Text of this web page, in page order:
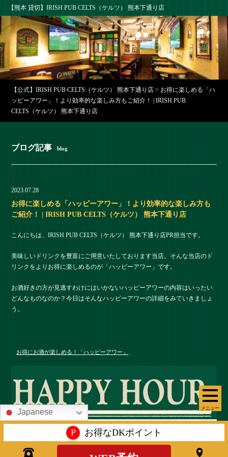
【熊本 貸切】IRISH PUB CELTS（ケルツ） 熊本下通り店
メニュー
【公式】IRISH PUB CELTS（ケルツ） 熊本下通り店 > お得に楽しめる「ハ
ッピーアワー」！より効率的な楽しみ方もご紹介！ | IRISH PUB
CELTS（ケルツ） 熊本下通り店
ブログ記事 blog
2023.07.28
お得に楽しめる「ハッピーアワー」！より効率的な楽しみ方も
ご紹介！ | IRISH PUB CELTS（ケルツ） 熊本下通り店
こんにちは、IRISH PUB CELTS（ケルツ） 熊本下通り店PR担当です。
美味しいドリンクを豊富にご用意いたしております当店。そんな当店のド
リンクをよりお得に楽しめるのが「ハッピーアワー」です。
お酒好きの方が見逃すわけにはいかないハッピーアワーの内容はいったい
どんなものなのか？今日はそんなハッピーアワーの詳細をみていきましょ
う。
お得にお酒が楽しめる！「ハッピーアワー」
Japanese
P お得なDKポイント